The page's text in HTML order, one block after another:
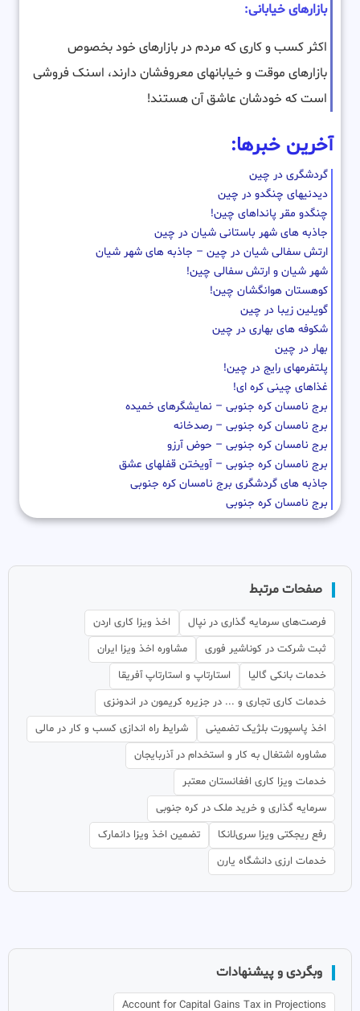
بازارهای خیابانی:
اکثر کسب و کاری که مردم در بازارهای خود بخصوص
بازارهای موقت و خیابانهای معروفشان دارند، اسنک فروشی
است که خودشان عاشق آن هستند!
آخرین خبرها:
گردشگری در چین
دیدنیهای چنگدو در چین
چنگدو مقر پانداهای چین!
جاذبه های شهر باستانی شیان در چین
ارتش سفالی شیان در چین – جاذبه های شهر شیان
شهر شیان و ارتش سفالی چین!
کوهستان هوانگشان چین!
گویلین زیبا در چین
شکوفه های بهاری در چین
بهار در چین
پلتفرمهای رایج در چین!
غذاهای چینی کره ای!
برج نامسان کره جنوبی – نمایشگرهای خمیده
برج نامسان کره جنوبی – رصدخانه
برج نامسان کره جنوبی – حوض آرزو
برج نامسان کره جنوبی – آویختن قفلهای عشق
جاذبه های گردشگری برج نامسان کره جنوبی
برج نامسان کره جنوبی
صفحات مرتبط
فرصت‌های سرمایه گذاری در نپال
اخذ ویزا کاری اردن
ثبت شرکت در کوناشیر فوری
مشاوره اخذ ویزا ایران
خدمات بانکی گالیا
استارتاپ و استارتاپ آفریقا
خدمات کاری تجاری و ... در جزیره کریمون در اندونزی
اخذ پاسپورت بلژیک تضمینی
شرایط راه اندازی کسب و کار در مالی
مشاوره اشتغال به کار و استخدام در آذربایجان
خدمات ویزا کاری افغانستان معتبر
سرمایه گذاری و خرید ملک در کره جنوبی
رفع ریجکتی ویزا سری‌لانکا
تضمین اخذ ویزا دانمارک
خدمات ارزی دانشگاه یارن
وبگردی و پیشنهادات
Account for Capital Gains Tax in Projections